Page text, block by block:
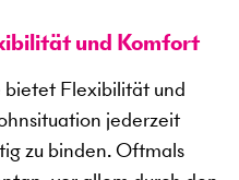
und Komfort
Flexibilität und
jederzeit
zu binden. Oftmals